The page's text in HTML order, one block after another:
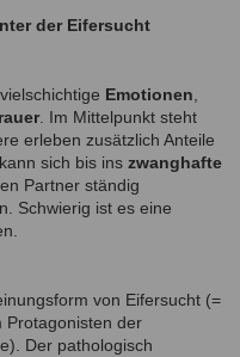
der Eifersucht
Emotionen
. Im Mittelpunkt steht
erleben zusätzlich Anteile
sich bis ins zwanghafte
Partner ständig
Schwierig ist es eine
von Eifersucht (=
Protagonisten der
Der pathologisch